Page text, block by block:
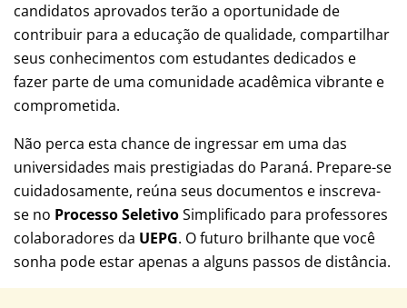
candidatos aprovados terão a oportunidade de
contribuir para a educação de qualidade, compartilhar
seus conhecimentos com estudantes dedicados e
fazer parte de uma comunidade acadêmica vibrante e
comprometida.
Não perca esta chance de ingressar em uma das
universidades mais prestigiadas do Paraná. Prepare-se
cuidadosamente, reúna seus documentos e inscreva-
se no Processo SeletivoSimplificado para professores
colaboradores da UEPG. O futuro brilhante que você
sonha pode estar apenas a alguns passos de distância.